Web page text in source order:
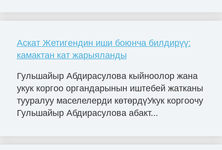
Аскат Жетигендин иши боюнча билдирүү:
камактан кат жарыяланды
Гульшайыр Абдирасулова кыйноолор жана
укук коргоо органдарынын иштебей жатканы
тууралуу маселелерди көтөрдүУкук коргоочу
Гульшайыр Абдирасулова абакт...